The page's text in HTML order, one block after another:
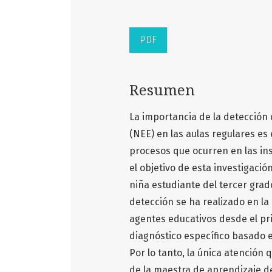
PDF
Resumen
La importancia de la detección
(NEE) en las aulas regulares
procesos que ocurren en las
el objetivo de esta
niña estudiante del tercer
detección se ha realizado en
agentes educativos desde el
diagnóstico específico basado
Por lo tanto, la única atención